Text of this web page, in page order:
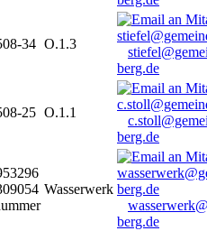
34 O.1.3
berg.de
25 O.1.1
berg.de
Wasserwerk
berg.de